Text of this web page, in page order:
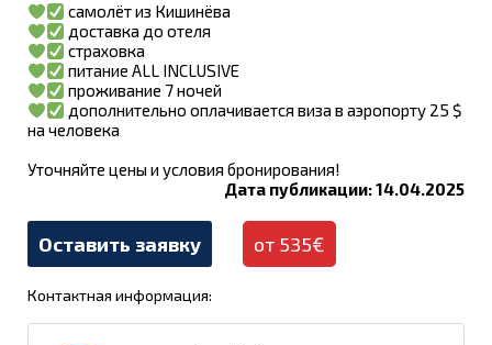
самолёт из Кишинёва
доставка до отеля
страховка
питание ALL INCLUSIVE
проживание 7 ночей
дополнительно оплачивается виза в аэропорту 25 $
на человека
Уточняйте цены и условия бронирования!
Дата публикации: 14.04.2025
Оставить заявку от 535€
Контактная информация: